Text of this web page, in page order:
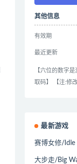
其他信息
有效期
最近更新
【六位的数字
取码】 【注:修
最新游戏
赛博女修/Idle
大步走/Big